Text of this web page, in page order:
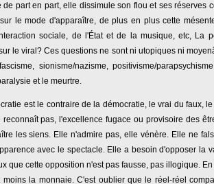
part en part, elle dissimule son flou et ses réserves
le mode d'apparaître, de plus en plus cette
sociale, de l'État et de la musique, etc, La
le viral? Ces questions ne sont ni utopiques ni
sionisme/nazisme, positivisme/
et le meurtre.
est le contraire de la démocratie, le vrai du faux,
pas, l'excellence fugace ou provisoire des
les siens. Elle n'admire pas, elle vénère. Elle ne
avec le spectacle. Elle a besoin d'opposer la
que cette opposition n'est pas fausse, pas illogique.
la monnaie. C'est oublier que le réel-réel